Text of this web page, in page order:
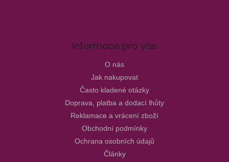
Informace pro vás
O nás
Jak nakupovat
Často kladené otázky
Doprava, platba a dodací lhůty
Reklamace a vrácení zboží
Obchodní podmínky
Ochrana osobních údajů
Články